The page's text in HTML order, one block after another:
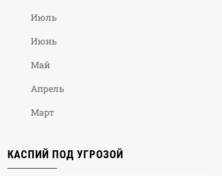
Июль
Июнь
Май
Апрель
Март
КАСПИЙ ПОД УГРОЗОЙ